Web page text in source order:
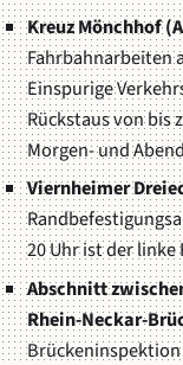
Kreuz Mönchhof
Fahrbahnarbeiten
Einspurige
Rückstaus von bis
Morgen- und
Viernheimer
20 Uhr ist der
Abschnitt
Rhein-Neckar-